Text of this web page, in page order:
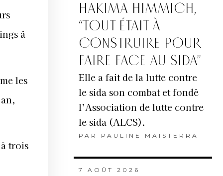
à
les
trois
HAKIMA HIMMICH,
“TOUT ÉTAIT À
CONSTRUIRE POUR
FAIRE FACE AU SIDA”
Elle a fait de la lutte contre
le sida son combat et fondé
l’Association de lutte contre
le sida (ALCS).
PAR PAULINE MAISTERRA
7 AOÛT 2026